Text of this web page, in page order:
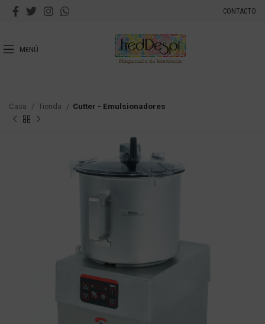
CONTACTO
MENÚ
Casa Tienda Cutter - Emulsionadores